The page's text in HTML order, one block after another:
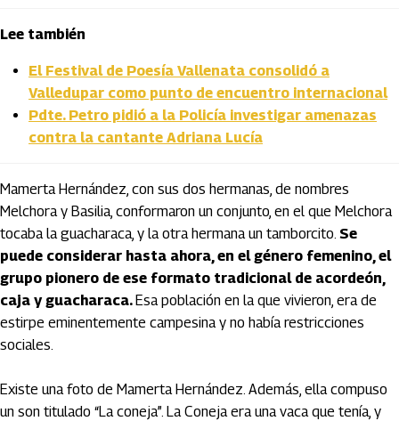
Lee también
El Festival de Poesía Vallenata consolidó a
Valledupar como punto de encuentro internacional
Pdte. Petro pidió a la Policía investigar amenazas
contra la cantante Adriana Lucía
Mamerta Hernández, con sus dos hermanas, de nombres
Melchora y Basilia, conformaron un conjunto, en el que Melchora
tocaba la guacharaca, y la otra hermana un tamborcito. Se
puede considerar hasta ahora, en el género femenino, el
grupo pionero de ese formato tradicional de acordeón,
caja y guacharaca.Esa población en la que vivieron, era de
estirpe eminentemente campesina y no había restricciones
sociales.
Existe una foto de Mamerta Hernández. Además, ella compuso
un son titulado “La coneja”. La Coneja era una vaca que tenía, y